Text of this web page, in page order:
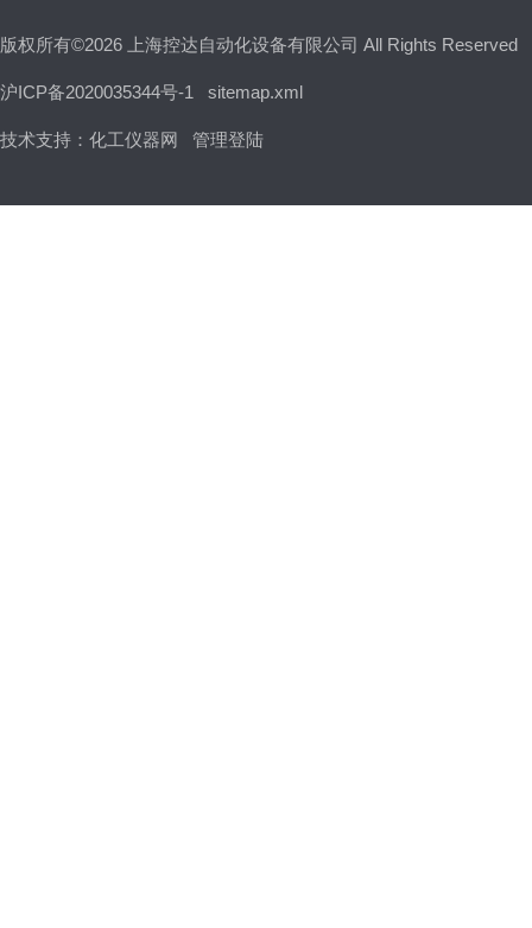
版权所有©2026 上海控达自动化设备有限公司 All Rights Reserved
沪ICP备2020035344号-1 sitemap.xml
技术支持： 化工仪器网 管理登陆